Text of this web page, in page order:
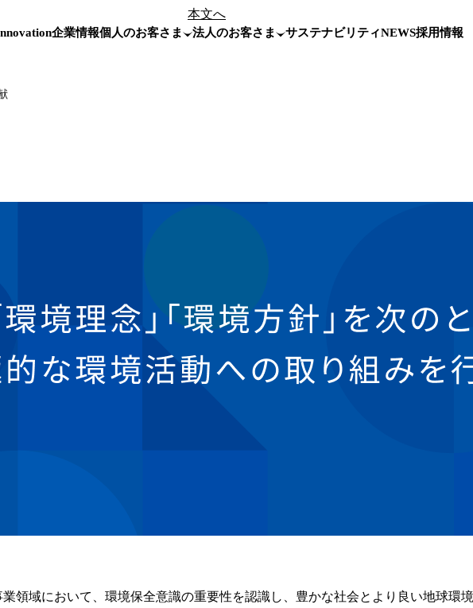
本文へ
企業情報個人のお客さま 法人のお客さま サステナビリティNEWS採用情報
領域において、環境保全意識の重要性を認識し、豊かな社会とより良い地球環